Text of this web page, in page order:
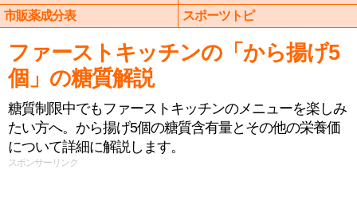
市販薬成分表
スポーツトピ
ファーストキッチンの「から揚げ5
個」の糖質解説
糖質制限中でもファーストキッチンのメニューを楽しみ
たい方へ。から揚げ5個の糖質含有量とその他の栄養価
について詳細に解説します。
スポンサーリンク